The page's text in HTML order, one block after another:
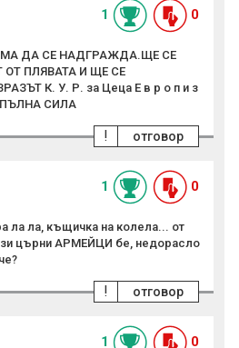
1 0
ДА СЕ НАДГРАЖДА.ЩЕ СЕ
ПЛЯВАТА И ЩЕ СЕ
К. У. Р. за Цеца Е в р о п и з
СИЛА
отговор
!
1 0
ла ла, къщичка на колела... от
църни АРМЕЙЦИ бе, недорасло
отговор
!
1 0